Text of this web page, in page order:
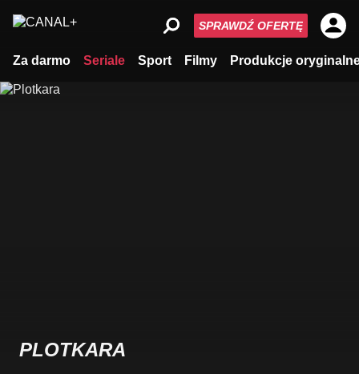
Za darmo Seriale Sport Filmy Produkcje
SPRAWDŹ OFERTĘ
PLOTKARA